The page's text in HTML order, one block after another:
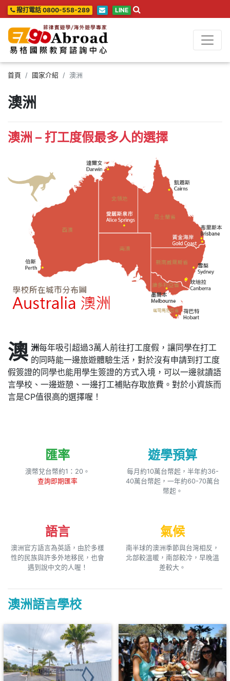
撥打電話 0800-558-289 LINE
首頁 國家介紹 澳洲
澳洲
澳洲 – 打工度假最多人的選擇
澳 洲每年吸引超過3萬人前往打工度假，讓同學在打工
的同時能一邊旅遊體驗生活，對於沒有申請到打工度
假簽證的同學也能用學生簽證的方式入境，可以一邊就讀語
言學校、一邊遊憩、一邊打工補貼存取旅費。對於小資族而
言是CP值很高的選擇喔！
匯率
澳幣兌台幣約1：20。
查詢即期匯率
遊學預算
每月約10萬台幣起，半年約36-
40萬台幣起，一年約60-70萬台
幣起。
語言
澳洲官方語言為英語，由於多樣
性的民族與許多外地移民，也會
遇到說中文的人喔！
氣候
南半球的澳洲季節與台灣相反，
北部較溫暖，南部較冷，早晚溫
差較大。
澳洲語言學校